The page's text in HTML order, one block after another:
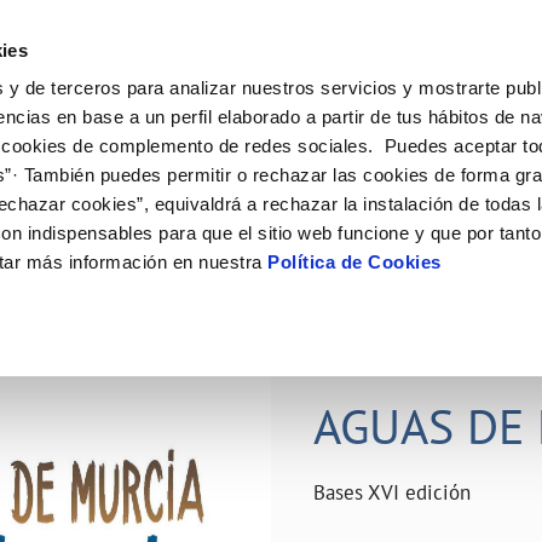
y de terceros para analizar nuestros servicios y mostrarte
en base a un perfil elaborado a partir de tus hábitos de
de complemento de redes sociales. Puedes aceptar
También puedes permitir o rechazar las cookies de forma
cookies”, equivaldrá a rechazar la instalación de todas
indispensables para que el sitio web funcione y que por
más información en nuestra Política de Cookies
de titular
de suministro
MODIFICACIÓN DE DATOS
Actualizar datos bancários
Actualizar datos de
VER TODAS LAS GESTIONES
Tu Servicio
AL CLIENTE
contacto
COMPROMISO DE SERVICIO
Carta de compromisos
Customer Counsel (Defensa del
Tu Agua
del agua
consumidor
CUIDADOS DEL AGUA
Consejos de ahorro
Depósitos comunitarios
comunitarios
Conócenos
DE GESTIÓN Y CERTIFICADOS
PERFIL DEL CONTRATANTE
Plataforma de contratación del
público
Licitaciones en curso
AGUAS
Bases XVI edición